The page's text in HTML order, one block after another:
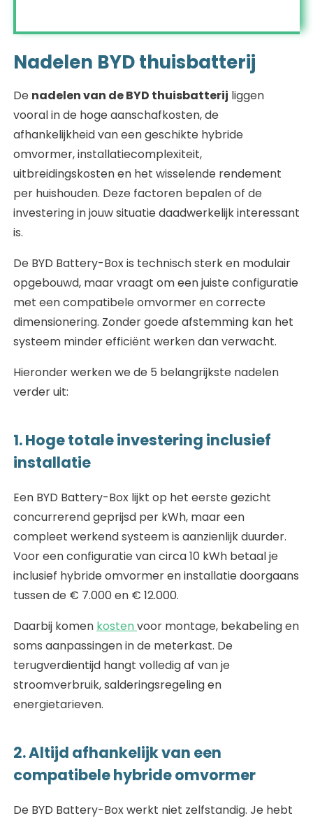
Nadelen BYD thuisbatterij
De nadelen van de BYD thuisbatterij liggen
vooral in de hoge aanschafkosten, de
afhankelijkheid van een geschikte hybride
omvormer, installatiecomplexiteit,
uitbreidingskosten en het wisselende rendement
per huishouden. Deze factoren bepalen of de
investering in jouw situatie daadwerkelijk interessant
is.
De BYD Battery-Box is technisch sterk en modulair
opgebouwd, maar vraagt om een juiste configuratie
met een compatibele omvormer en correcte
dimensionering. Zonder goede afstemming kan het
systeem minder efficiënt werken dan verwacht.
Hieronder werken we de 5 belangrijkste nadelen
verder uit:
1. Hoge totale investering inclusief
installatie
Een BYD Battery-Box lijkt op het eerste gezicht
concurrerend geprijsd per kWh, maar een
compleet werkend systeem is aanzienlijk duurder.
Voor een configuratie van circa 10 kWh betaal je
inclusief hybride omvormer en installatie doorgaans
tussen de € 7.000 en € 12.000.
Daarbij komen kostenvoor montage, bekabeling en
soms aanpassingen in de meterkast. De
terugverdientijd hangt volledig af van je
stroomverbruik, salderingsregeling en
energietarieven.
2. Altijd afhankelijk van een
compatibele hybride omvormer
De BYD Battery-Box werkt niet zelfstandig. Je hebt